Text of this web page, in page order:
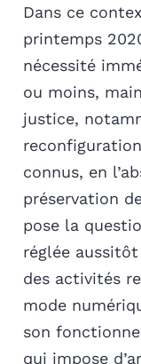
Dans ce
printemps
nécessité
ou moins,
justice,
connus, en
préservation
pose la
réglée
des activités
mode
son
qui impose